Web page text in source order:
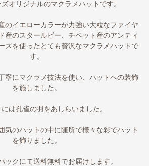
オリジナルのマクラメハットです。
のイエローカラーが力強い大粒なファイヤ
産のスタールビー、チベット産のアンティ
ズを使ったとても贅沢なマクラメハットで
す。
寧にマクラメ技法を使い、ハットへの装飾
を施しました。
は孔雀の羽をあしらいました。
気のハットの中に随所で様々な彩でハット
を飾りました。
ックにて送料無料でお届けします。